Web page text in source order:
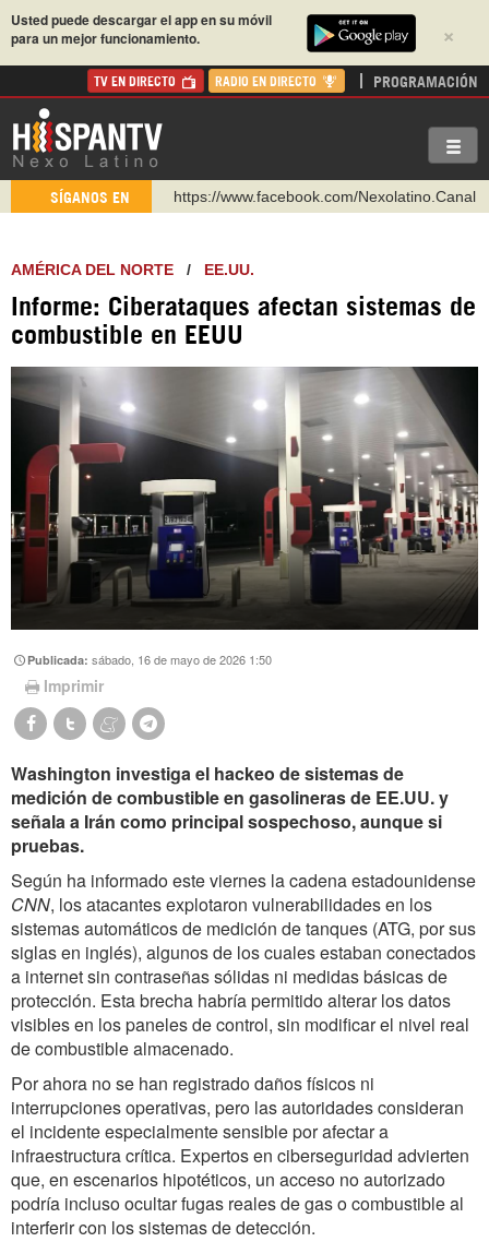
×
Usted puede descargar el app en su móvil
para un mejor funcionamiento.
TV EN DIRECTO RADIO EN DIRECTO PROGRAMACIÓN
SÍGANOS EN https://www.facebook.com/Nexolatino.Canal
https://www.youtube.com/@nexo_latino
https://t.me/hispantvcanal
https://urmedium.com/c/hispantv
WhatsApp y Viber: +98 921 79 29 404
Instagram como: hispan_tv
AMÉRICA DEL NORTE / EE.UU.
Informe: Ciberataques afectan sistemas de
combustible en EEUU
Publicada:sábado, 16 de mayo de 2026 1:50
Imprimir
Washington investiga el hackeo de sistemas de
medición de combustible en gasolineras de EE.UU. y
señala a Irán como principal sospechoso, aunque si
pruebas.
Según ha informado este viernes la cadena estadounidense
CNN, los atacantes explotaron vulnerabilidades en los
sistemas automáticos de medición de tanques (ATG, por sus
siglas en inglés), algunos de los cuales estaban conectados
a internet sin contraseñas sólidas ni medidas básicas de
protección. Esta brecha habría permitido alterar los datos
visibles en los paneles de control, sin modificar el nivel real
de combustible almacenado.
Por ahora no se han registrado daños físicos ni
interrupciones operativas, pero las autoridades consideran
el incidente especialmente sensible por afectar a
infraestructura crítica. Expertos en ciberseguridad advierten
que, en escenarios hipotéticos, un acceso no autorizado
podría incluso ocultar fugas reales de gas o combustible al
interferir con los sistemas de detección.